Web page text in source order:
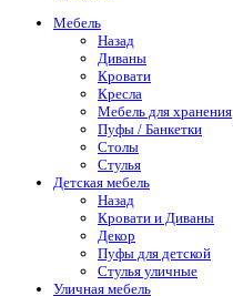
Мебель
Назад
Диваны
Кровати
Кресла
Мебель для хранения
Пуфы / Банкетки
Столы
Стулья
Детская мебель
Назад
Кровати и Диваны
Декор
Пуфы для детской
Стулья уличные
Уличная мебель